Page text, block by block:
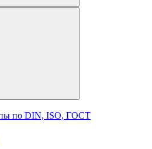
по DIN, ISO, ГОСТ